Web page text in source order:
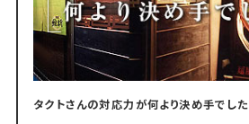
タクトさんの対応力が何より決め手でした